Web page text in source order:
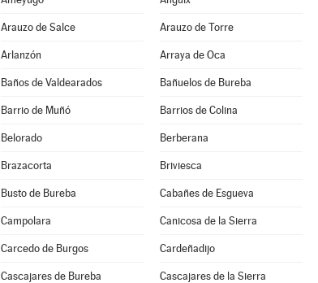
Arauzo de Salce Arauzo de Torre
Arlanzón Arraya de Oca
Baños de Valdearados Bañuelos de Bureba
Barrio de Muñó Barrios de Colina
Belorado Berberana
Brazacorta Briviesca
Busto de Bureba Cabañes de Esgueva
Campolara Canicosa de la Sierra
Carcedo de Burgos Cardeñadijo
Cascajares de Bureba Cascajares de la Sierra